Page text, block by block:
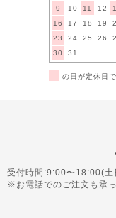
9
10 11 12
16
17 18 19
23
24 25 26
30
31
の日が定休日
受付時間:9:00〜18:00(土
※お電話でのご注文も承っ